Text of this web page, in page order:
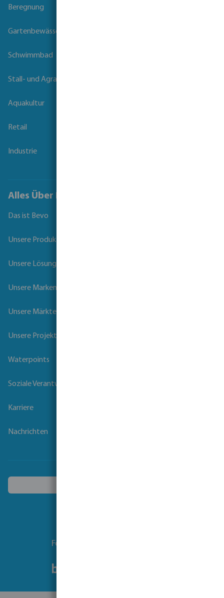
Beregnung
Gartenbewässerung
Schwimmbad
Stall- und Agrartechnik
Aquakultur
Retail
Industrie
Alles Über Bevo
Das ist Bevo
Unsere Produkte
Unsere Lösungen
Unsere Marken
Unsere Märkte
Unsere Projekte
Waterpoints
Soziale Verantwortung der Unternehmen
Karriere
Nachrichten
Folgen Sie uns